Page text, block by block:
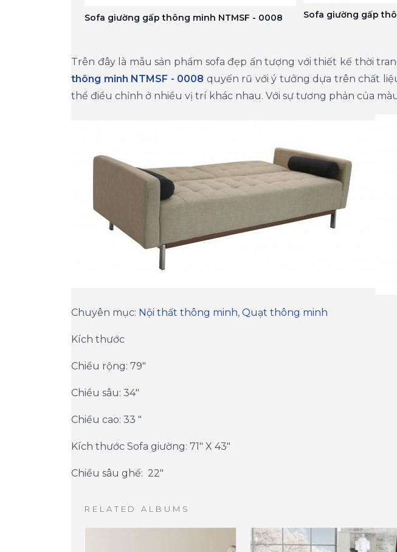
Sofa giường gấp thông minh NTMSF - 0008
Sofa giường gấp
Trên đây là mẫu sản phẩm sofa đẹp ấn tượng với thiết kế thời
thông minh NTMSF - 0008 quyến rũ với ý tưởng dựa trên chất
thể điều chỉnh ở nhiều vị trí khác nhau. Với sự tương phản của
​Chuyên mục: Nội thất thông minh, Quạt thông minh
Kích thước
Chiều rộng: 79"
Chiều sâu: 34"
Chiều cao: 33 "
Kích thước Sofa giường: 71" X 43"
Chiều sâu ghế: 22"
RELATED ALBUMS